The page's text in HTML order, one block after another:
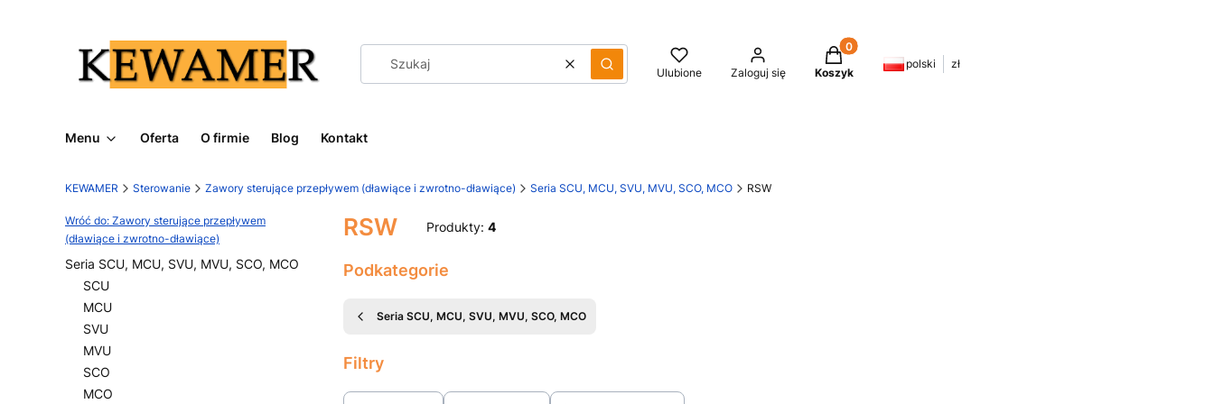
WyczyśćSzukaj Ulubione Zaloguj się
Produkty w koszyku: 0. Zobacz szczegóły
Koszyk
polski zł
Menu Oferta O firmie Blog Kontakt
KEWAMER Sterowanie Zawory sterujące przepływem (dławiące i zwrotno-dławiące) Seria SCU, MCU, SVU, MVU, SCO, MCO RSW
Wróć do: Zawory sterujące przepływem
(dławiące i zwrotno-dławiące)
Seria SCU, MCU, SVU, MVU, SCO, MCO
SCU
MCU
SVU
MVU
SCO
MCO
RSW Produkty: 4
Podkategorie
Seria SCU, MCU, SVU, MVU, SCO, MCO
Filtry